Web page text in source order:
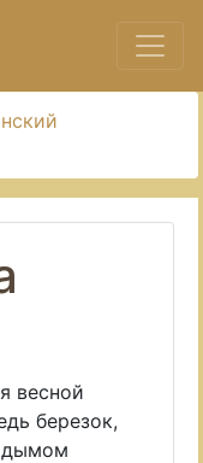
весной
березок,
дымом